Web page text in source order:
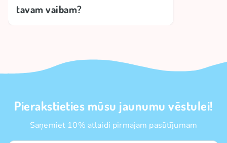
tavam vaibam?
Pierakstieties mūsu jaunumu vēstulei!
Saņemiet 10% atlaidi pirmajam pasūtījumam